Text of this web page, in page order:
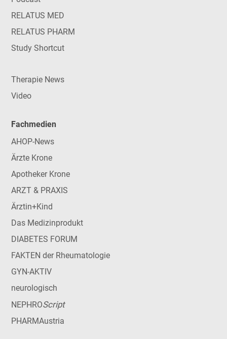
RELATUS MED
RELATUS PHARM
Study Shortcut
Therapie News
Video
Fachmedien
AHOP-News
Ärzte Krone
Apotheker Krone
ARZT & PRAXIS
Ärztin+Kind
Das Medizinprodukt
DIABETES FORUM
FAKTEN der Rheumatologie
GYN-AKTIV
neurologisch
NEPHROScript
PHARMAustria